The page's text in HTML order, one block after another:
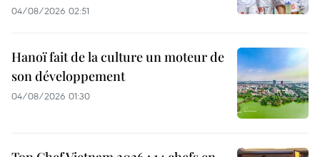
04/08/2026 02:51
Hanoï fait de la culture un moteur de
son développement
04/08/2026 01:30